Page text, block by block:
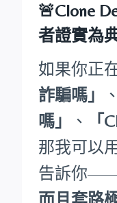
🚨Clone
者證實為
如果你正
詐騙嗎」
、
嗎」
、 「
那我可以
告訴你
而且套路